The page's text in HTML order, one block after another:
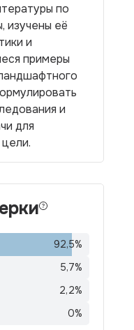
по
изучены её
и
примеры
и
для
92,5%
5,7%
2,2%
0%